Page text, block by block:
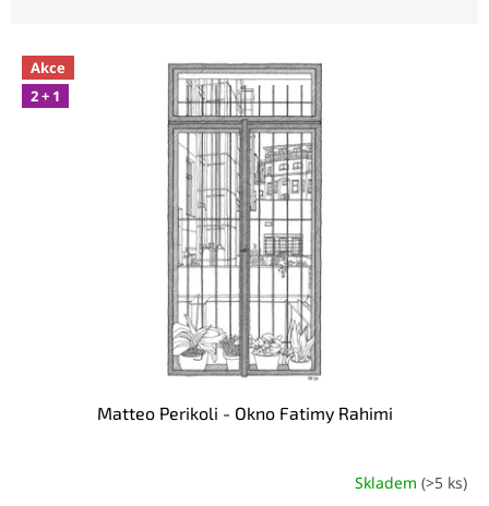
n
p
V
p
Akce
2 + 1
Matteo Perikoli - Okno Fatimy Rahimi
Skladem (>5 ks)